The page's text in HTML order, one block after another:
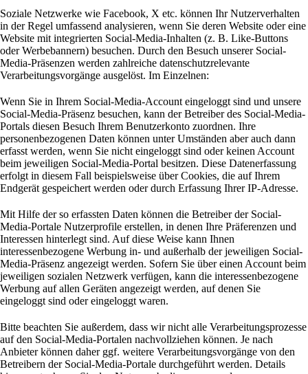
Soziale Netzwerke wie Facebook, X etc. können Ihr Nutzerverhalten
in der Regel umfassend analysieren, wenn Sie deren Website oder eine
Website mit integrierten Social-Media-Inhalten (z. B. Like-Buttons
oder Werbebannern) besuchen. Durch den Besuch unserer Social-
Media-Präsenzen werden zahlreiche datenschutzrelevante
Verarbeitungsvorgänge ausgelöst. Im Einzelnen:
Wenn Sie in Ihrem Social-Media-Account eingeloggt sind und unsere
Social-Media-Präsenz besuchen, kann der Betreiber des Social-Media-
Portals diesen Besuch Ihrem Benutzerkonto zuordnen. Ihre
personenbezogenen Daten können unter Umständen aber auch dann
erfasst werden, wenn Sie nicht eingeloggt sind oder keinen Account
beim jeweiligen Social-Media-Portal besitzen. Diese Datenerfassung
erfolgt in diesem Fall beispielsweise über Cookies, die auf Ihrem
Endgerät gespeichert werden oder durch Erfassung Ihrer IP-Adresse.
Mit Hilfe der so erfassten Daten können die Betreiber der Social-
Media-Portale Nutzerprofile erstellen, in denen Ihre Präferenzen und
Interessen hinterlegt sind. Auf diese Weise kann Ihnen
interessenbezogene Werbung in- und außerhalb der jeweiligen Social-
Media-Präsenz angezeigt werden. Sofern Sie über einen Account beim
jeweiligen sozialen Netzwerk verfügen, kann die interessenbezogene
Werbung auf allen Geräten angezeigt werden, auf denen Sie
eingeloggt sind oder eingeloggt waren.
Bitte beachten Sie außerdem, dass wir nicht alle Verarbeitungsprozesse
auf den Social-Media-Portalen nachvollziehen können. Je nach
Anbieter können daher ggf. weitere Verarbeitungsvorgänge von den
Betreibern der Social-Media-Portale durchgeführt werden. Details